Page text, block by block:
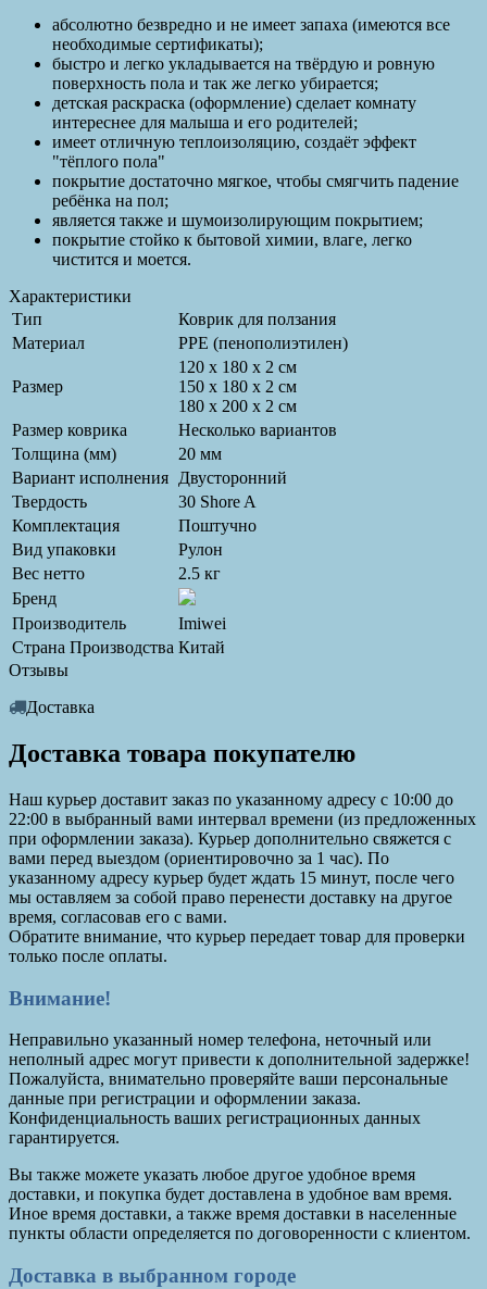
абсолютно безвредно и не имеет запаха (имеются все
необходимые сертификаты);
быстро и легко укладывается на твёрдую и ровную
поверхность пола и так же легко убирается;
детская раскраска (оформление) сделает комнату
интереснее для малыша и его родителей;
имеет отличную теплоизоляцию, создаёт эффект
"тёплого пола"
покрытие достаточно мягкое, чтобы смягчить падение
ребёнка на пол;
является также и шумоизолирующим покрытием;
покрытие стойко к бытовой химии, влаге, легко
чистится и моется.
Характеристики
Тип
Коврик для ползания
Материал
PPE (пенополиэтилен)
Размер
120 x 180 x 2 см
150 x 180 x 2 см
180 x 200 x 2 см
Размер коврика
Несколько вариантов
Толщина (мм)
20 мм
Вариант исполнения Двусторонний
Твердость
30 Shore A
Комплектация
Поштучно
Вид упаковки
Рулон
Вес нетто
2.5 кг
Бренд
Производитель
Imiwei
Страна Производства Китай
Отзывы
Доставка
Доставка товара покупателю
Наш курьер доставит заказ по указанному адресу с 10:00 до
22:00 в выбранный вами интервал времени (из предложенных
при оформлении заказа). Курьер дополнительно свяжется с
вами перед выездом (ориентировочно за 1 час). По
указанному адресу курьер будет ждать 15 минут, после чего
мы оставляем за собой право перенести доставку на другое
время, согласовав его с вами.
Обратите внимание, что курьер передает товар для проверки
только после оплаты.
Внимание!
Неправильно указанный номер телефона, неточный или
неполный адрес могут привести к дополнительной задержке!
Пожалуйста, внимательно проверяйте ваши персональные
данные при регистрации и оформлении заказа.
Конфиденциальность ваших регистрационных данных
гарантируется.
Вы также можете указать любое другое удобное время
доставки, и покупка будет доставлена в удобное вам время.
Иное время доставки, а также время доставки в населенные
пункты области определяется по договоренности с клиентом.
Доставка в выбранном городе